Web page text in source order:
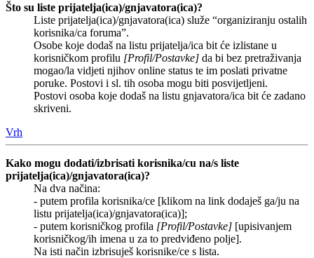
Što su liste prijatelja(ica)/gnjavatora(ica)?
Liste prijatelja(ica)/gnjavatora(ica) služe “organiziranju ostalih
korisnika/ca foruma”.
Osobe koje dodaš na listu prijatelja/ica bit će izlistane u
korisničkom profilu [Profil/Postavke] da bi bez pretraživanja
mogao/la vidjeti njihov online status te im poslati privatne
poruke. Postovi i sl. tih osoba mogu biti posvijetljeni.
Postovi osoba koje dodaš na listu gnjavatora/ica bit će zadano
skriveni.
Vrh
Kako mogu dodati/izbrisati korisnika/cu na/s liste
prijatelja(ica)/gnjavatora(ica)?
Na dva načina:
- putem profila korisnika/ce [klikom na link dodaješ ga/ju na
listu prijatelja(ica)/gnjavatora(ica)];
- putem korisničkog profila [Profil/Postavke] [upisivanjem
korisničkog/ih imena u za to predviđeno polje].
Na isti način izbrisuješ korisnike/ce s lista.